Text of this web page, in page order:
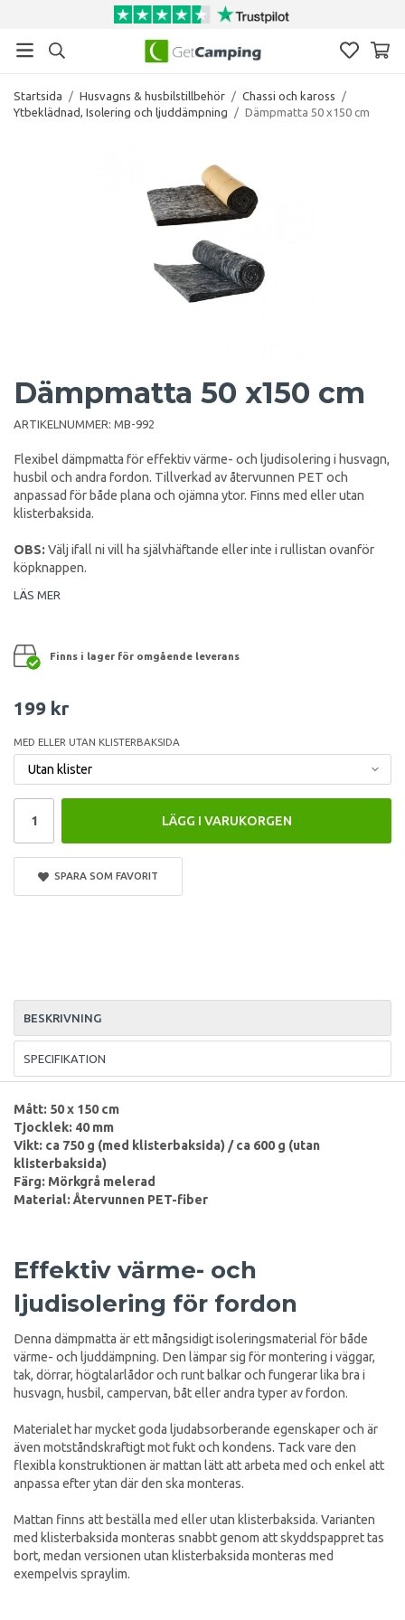
Startsida / Husvagns & husbilstillbehör / Chassi och kaross
/
Ytbeklädnad, Isolering och ljuddämpning
/ Dämpmatta 50 x150 cm
Dämpmatta 50 x150 cm
ARTIKELNUMMER: MB-992
Flexibel dämpmatta för effektiv värme- och ljudisolering i husvagn,
husbil och andra fordon. Tillverkad av återvunnen PET och
anpassad för både plana och ojämna ytor. Finns med eller utan
klisterbaksida.
OBS:Välj ifall ni vill ha självhäftande eller inte i rullistan ovanför
köpknappen.
LÄS MER
Finns i lager för omgående leverans
199 kr
MED ELLER UTAN KLISTERBAKSIDA
LÄGG I VARUKORGEN
SPARA SOM FAVORIT
BESKRIVNING
SPECIFIKATION
Mått: 50 x 150 cm
Tjocklek: 40 mm
Vikt: ca 750 g (med klisterbaksida) / ca 600 g (utan
klisterbaksida)
Färg: Mörkgrå melerad
Material: Återvunnen PET-fiber
Effektiv värme- och
ljudisolering för fordon
Denna dämpmatta är ett mångsidigt isoleringsmaterial för både
värme- och ljuddämpning. Den lämpar sig för montering i väggar,
tak, dörrar, högtalarlådor och runt balkar och fungerar lika bra i
husvagn, husbil, campervan, båt eller andra typer av fordon.
Materialet har mycket goda ljudabsorberande egenskaper och är
även motståndskraftigt mot fukt och kondens. Tack vare den
flexibla konstruktionen är mattan lätt att arbeta med och enkel att
anpassa efter ytan där den ska monteras.
Mattan finns att beställa med eller utan klisterbaksida. Varianten
med klisterbaksida monteras snabbt genom att skyddspappret tas
bort, medan versionen utan klisterbaksida monteras med
exempelvis spraylim.